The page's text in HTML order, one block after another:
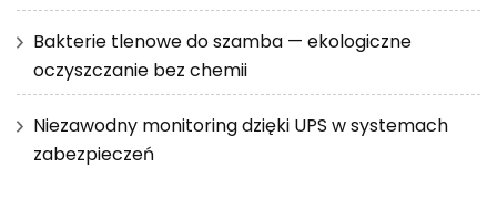
Bakterie tlenowe do szamba — ekologiczne
oczyszczanie bez chemii
Niezawodny monitoring dzięki UPS w systemach
zabezpieczeń